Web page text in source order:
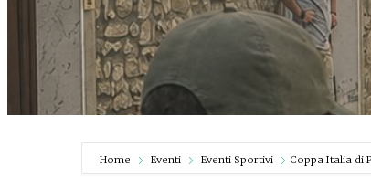
Home Eventi Eventi Sportivi Coppa Italia di